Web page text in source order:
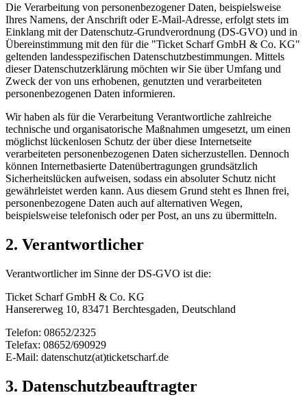
Die Verarbeitung von personenbezogener Daten, beispielsweise
Ihres Namens, der Anschrift oder E-Mail-Adresse, erfolgt stets im
Einklang mit der Datenschutz-Grundverordnung (DS-GVO) und in
Übereinstimmung mit den für die "Ticket Scharf GmbH & Co. KG"
geltenden landesspezifischen Datenschutzbestimmungen. Mittels
dieser Datenschutzerklärung möchten wir Sie über Umfang und
Zweck der von uns erhobenen, genutzten und verarbeiteten
personenbezogenen Daten informieren.
Wir haben als für die Verarbeitung Verantwortliche zahlreiche
technische und organisatorische Maßnahmen umgesetzt, um einen
möglichst lückenlosen Schutz der über diese Internetseite
verarbeiteten personenbezogenen Daten sicherzustellen. Dennoch
können Internetbasierte Datenübertragungen grundsätzlich
Sicherheitslücken aufweisen, sodass ein absoluter Schutz nicht
gewährleistet werden kann. Aus diesem Grund steht es Ihnen frei,
personenbezogene Daten auch auf alternativen Wegen,
beispielsweise telefonisch oder per Post, an uns zu übermitteln.
2. Verantwortlicher
Verantwortlicher im Sinne der DS-GVO ist die:
Ticket Scharf GmbH & Co. KG
Hansererweg 10, 83471 Berchtesgaden, Deutschland
Telefon: 08652/2325
Telefax: 08652/690929
E-Mail: datenschutz(at)ticketscharf.de
3. Datenschutzbeauftragter